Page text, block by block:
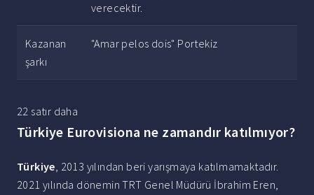
verecektir.
Kazanan
şarkı
"Amar pelos dois" Portekiz
22 satır daha
Türkiye Eurovisiona ne zamandır katılmıyor?
Türkiye, 2013 yılından beri yarışmaya katılmamaktadır.
2021 yılında dönemin TRT Genel Müdürü İbrahim Eren,